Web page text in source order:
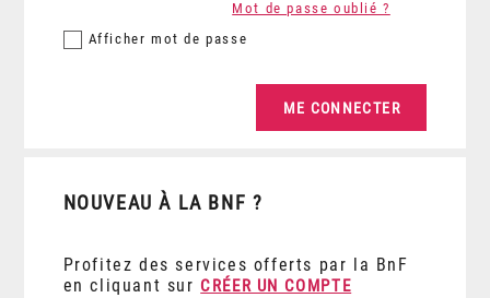
Afficher mot de passe
Mot de passe oublié ?
NOUVEAU À LA BNF ?
Profitez des services offerts par la BnF
en cliquant sur CRÉER UN COMPTE